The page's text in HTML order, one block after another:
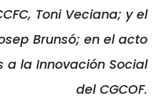
Toni Veciana; y el
Brunsó; en el acto
a la Innovación Social
del CGCOF.